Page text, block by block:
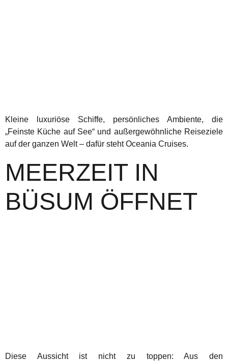
Kleine luxuriöse Schiffe, persönliches Ambiente, die
„Feinste Küche auf See“ und außergewöhnliche Reiseziele
auf der ganzen Welt – dafür steht Oceania Cruises.
MEERZEIT IN
BÜSUM ÖFFNET
Diese Aussicht ist nicht zu toppen: Aus den